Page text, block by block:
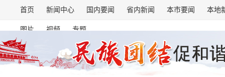
首页 新闻中心 国内要闻 省内新闻 本市要闻 本地
图片 视频 专题